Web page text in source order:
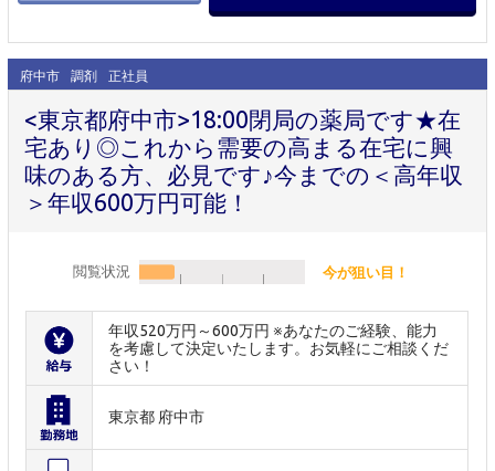
府中市 調剤 正社員
<東京都府中市>18:00閉局の薬局です★在
宅あり◎これから需要の高まる在宅に興
味のある方、必見です♪今までの＜高年収
＞年収600万円可能！
閲覧状況 今が狙い目！
年収520万円～600万円 ※あなたのご経験、能力
を考慮して決定いたします。お気軽にご相談くだ
さい！
東京都 府中市